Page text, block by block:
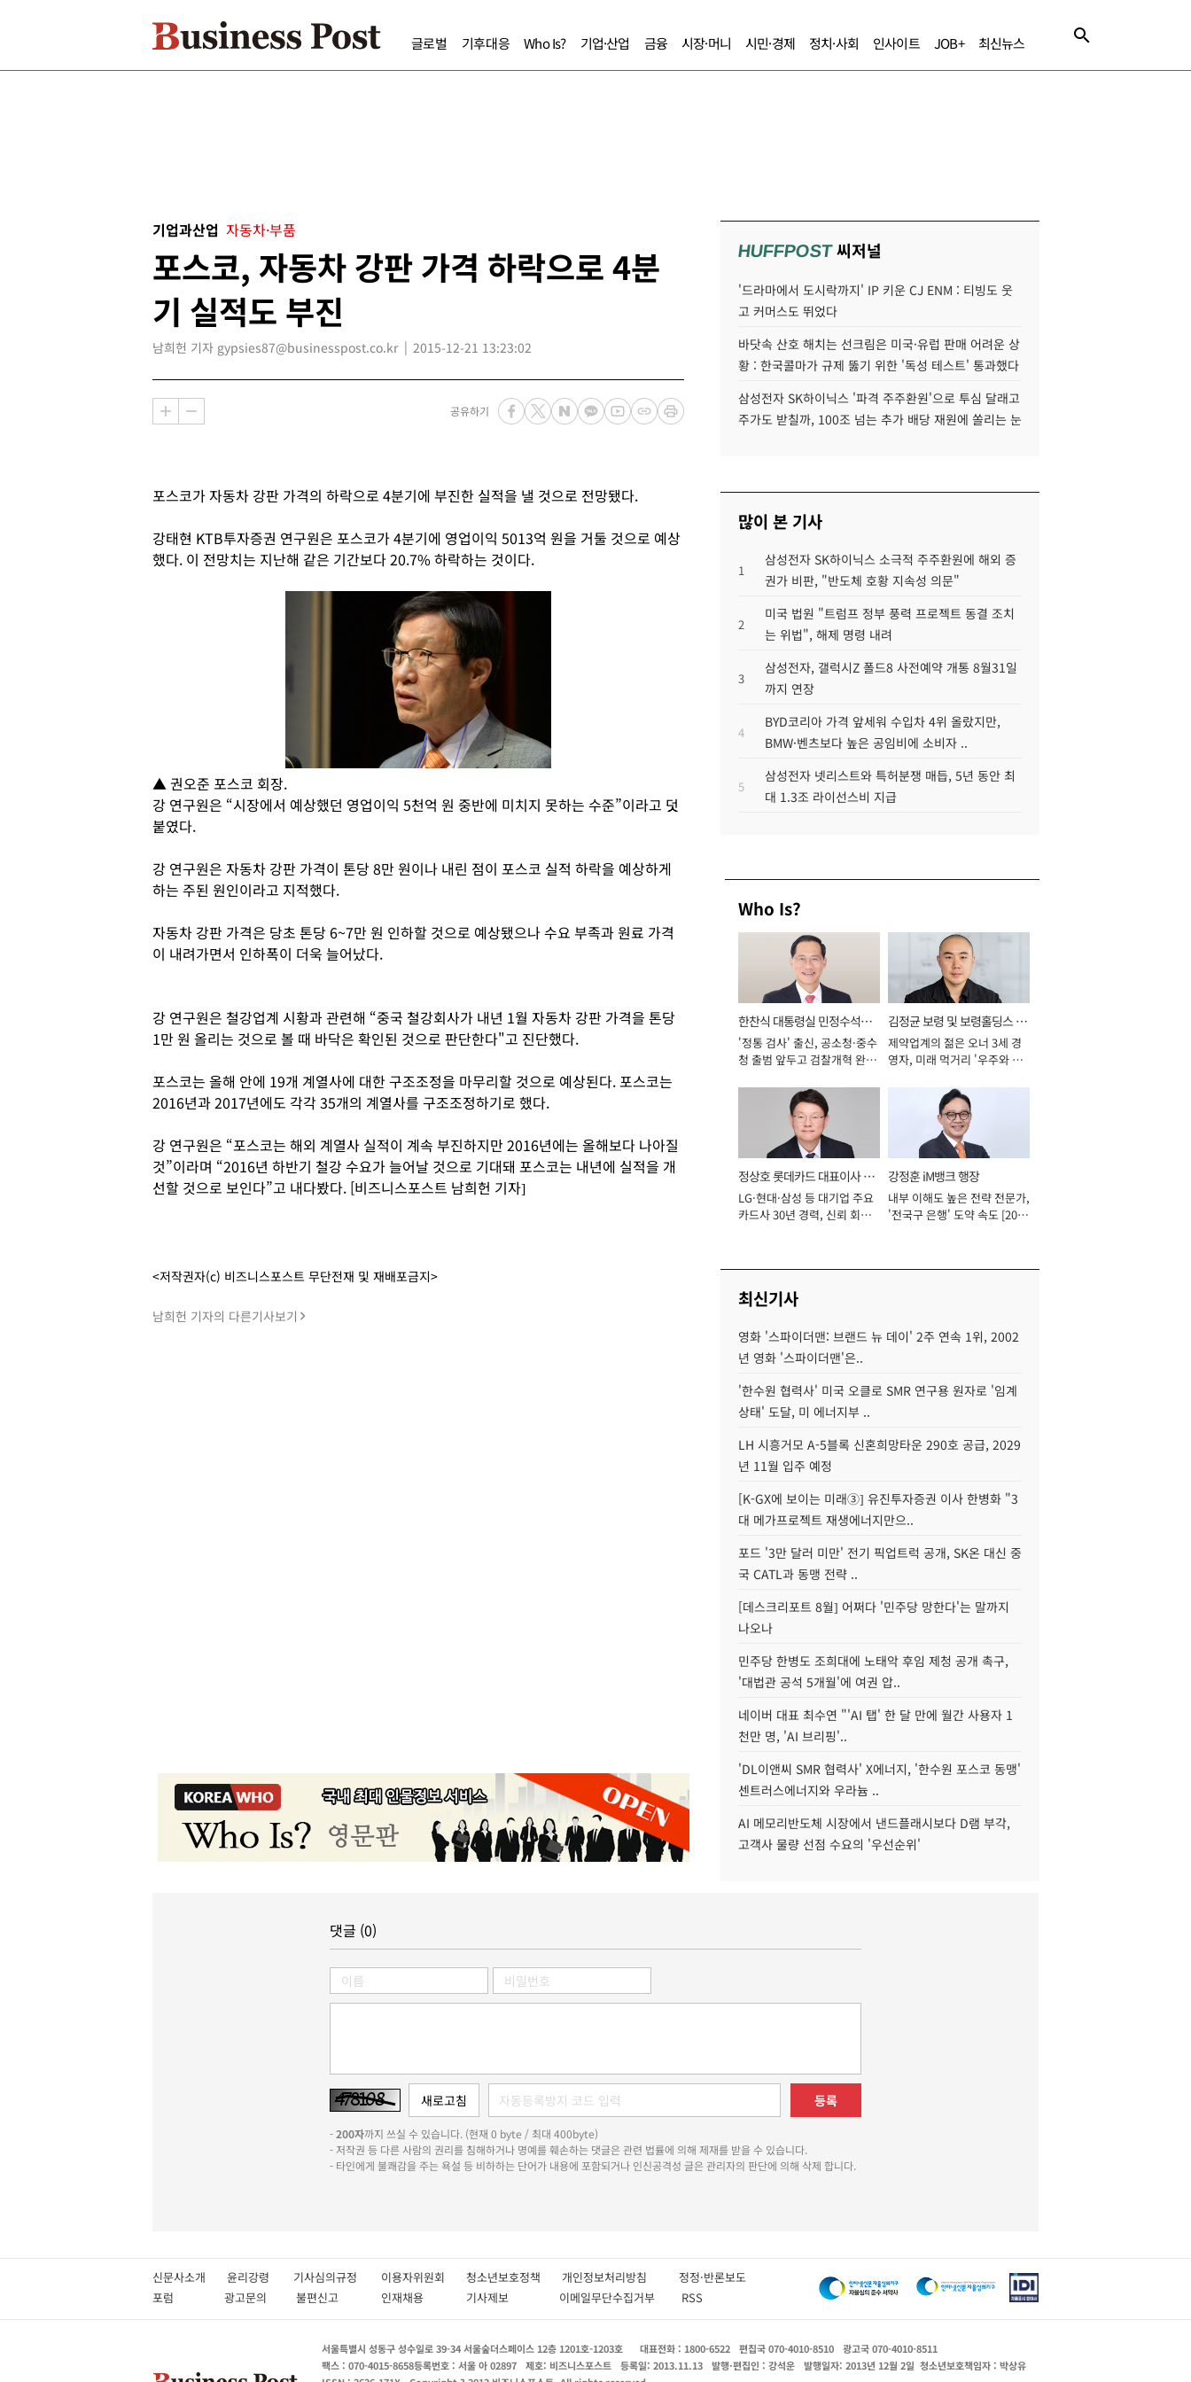
글로벌 기후대응 Who Is? 기업·산업 금융 시장·머니 시민·경제 정치·사회 인사이트 JOB+ 최신뉴스
기업과산업 자동차·부품
포스코, 자동차 강판 가격 하락으로 4분
기 실적도 부진
남희헌 기자 gypsies87@businesspost.co.kr 2015-12-21 13:23:02
공유하기
포스코가 자동차 강판 가격의 하락으로 4분기에 부진한 실적을 낼 것으로 전망됐다.
강태현 KTB투자증권 연구원은 포스코가 4분기에 영업이익 5013억 원을 거둘 것으로 예상
했다. 이 전망치는 지난해 같은 기간보다 20.7% 하락하는 것이다.
▲ 권오준 포스코 회장.
강 연구원은 “시장에서 예상했던 영업이익 5천억 원 중반에 미치지 못하는 수준”이라고 덧
붙였다.
강 연구원은 자동차 강판 가격이 톤당 8만 원이나 내린 점이 포스코 실적 하락을 예상하게
하는 주된 원인이라고 지적했다.
자동차 강판 가격은 당초 톤당 6~7만 원 인하할 것으로 예상됐으나 수요 부족과 원료 가격
이 내려가면서 인하폭이 더욱 늘어났다.
강 연구원은 철강업계 시황과 관련해 “중국 철강회사가 내년 1월 자동차 강판 가격을 톤당
1만 원 올리는 것으로 볼 때 바닥은 확인된 것으로 판단한다"고 진단했다.
포스코는 올해 안에 19개 계열사에 대한 구조조정을 마무리할 것으로 예상된다. 포스코는
2016년과 2017년에도 각각 35개의 계열사를 구조조정하기로 했다.
강 연구원은 “포스코는 해외 계열사 실적이 계속 부진하지만 2016년에는 올해보다 나아질
것”이라며 “2016년 하반기 철강 수요가 늘어날 것으로 기대돼 포스코는 내년에 실적을 개
선할 것으로 보인다”고 내다봤다. [비즈니스포스트 남희헌 기자]
<저작권자(c) 비즈니스포스트 무단전재 및 재배포금지>
남희헌 기자의 다른기사보기
HUFFPOST씨저널
'드라마에서 도시락까지' IP 키운 CJ ENM : 티빙도 웃
고 커머스도 뛰었다
바닷속 산호 해치는 선크림은 미국·유럽 판매 어려운 상
황 : 한국콜마가 규제 뚫기 위한 '독성 테스트' 통과했다
삼성전자 SK하이닉스 '파격 주주환원'으로 투심 달래고
주가도 받칠까, 100조 넘는 추가 배당 재원에 쏠리는 눈
많이 본 기사
1
삼성전자 SK하이닉스 소극적 주주환원에 해외 증
권가 비판, "반도체 호황 지속성 의문"
2
미국 법원 "트럼프 정부 풍력 프로젝트 동결 조치
는 위법", 해제 명령 내려
3
삼성전자, 갤럭시Z 폴드8 사전예약 개통 8월31일
까지 연장
4
BYD코리아 가격 앞세워 수입차 4위 올랐지만,
BMW·벤츠보다 높은 공임비에 소비자 ..
5
삼성전자 넷리스트와 특허분쟁 매듭, 5년 동안 최
대 1.3조 라이선스비 지급
Who Is?
한찬식 대통령실 민정수석비
서관
'정통 검사' 출신, 공소청·중수
청 출범 앞두고 검찰개혁 완수
김정균 보령 및 보령홀딩스 대
표이사 사장
제약업계의 젊은 오너 3세 경
영자, 미래 먹거리 '우주와 헬
정상호 롯데카드 대표이사 사
장
LG·현대·삼성 등 대기업 주요
카드사 30년 경력, 신뢰 회복
강정훈 iM뱅크 행장
내부 이해도 높은 전략 전문가,
'전국구 은행' 도약 속도 [2026
최신기사
영화 '스파이더맨: 브랜드 뉴 데이' 2주 연속 1위, 2002
년 영화 '스파이더맨'은..
'한수원 협력사' 미국 오클로 SMR 연구용 원자로 '임계
상태' 도달, 미 에너지부 ..
LH 시흥거모 A-5블록 신혼희망타운 290호 공급, 2029
년 11월 입주 예정
[K-GX에 보이는 미래③] 유진투자증권 이사 한병화 "3
대 메가프로젝트 재생에너지만으..
포드 '3만 달러 미만' 전기 픽업트럭 공개, SK온 대신 중
국 CATL과 동맹 전략 ..
[데스크리포트 8월] 어쩌다 '민주당 망한다'는 말까지
나오나
민주당 한병도 조희대에 노태악 후임 제청 공개 촉구,
'대법관 공석 5개월'에 여권 압..
네이버 대표 최수연 "'AI 탭' 한 달 만에 월간 사용자 1
천만 명, 'AI 브리핑'..
'DL이앤씨 SMR 협력사' X에너지, '한수원 포스코 동맹'
센트러스에너지와 우라늄 ..
AI 메모리반도체 시장에서 낸드플래시보다 D램 부각,
고객사 물량 선점 수요의 '우선순위'
댓글 (0)
등록
-200자까지 쓰실 수 있습니다. (현재 0 byte / 최대 400byte)
- 저작권 등 다른 사람의 권리를 침해하거나 명예를 훼손하는 댓글은 관련 법률에 의해 제재를 받을 수 있습니다.
- 타인에게 불쾌감을 주는 욕설 등 비하하는 단어가 내용에 포함되거나 인신공격성 글은 관리자의 판단에 의해 삭제 합니다.
신문사소개 윤리강령 기사심의규정 이용자위원회 청소년보호정책 개인정보처리방침 정정·반론보도
포럼
광고문의 불편신고 인재채용 기사제보 이메일무단수집거부 RSS
서울특별시 성동구 성수일로 39-34 서울숲더스페이스 12층 1201호-1203호 대표전화 : 1800-6522 편집국 070-4010-8510
광고국 070-4010-8511
팩스 : 070-4015-8658등록번호 : 서울 아 02897 제호: 비즈니스포스트 등록일: 2013.11.13 발행·편집인 : 강석운 발행일자: 2013년 12월 2일 청소년보호책임자 : 박상유